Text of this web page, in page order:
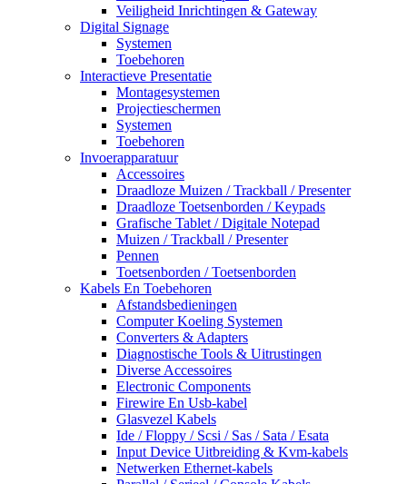
Veiligheid Inrichtingen & Gateway
Digital Signage
Systemen
Toebehoren
Interactieve Presentatie
Montagesystemen
Projectieschermen
Systemen
Toebehoren
Invoerapparatuur
Accessoires
Draadloze Muizen / Trackball / Presenter
Draadloze Toetsenborden / Keypads
Grafische Tablet / Digitale Notepad
Muizen / Trackball / Presenter
Pennen
Toetsenborden / Toetsenborden
Kabels En Toebehoren
Afstandsbedieningen
Computer Koeling Systemen
Converters & Adapters
Diagnostische Tools & Uitrustingen
Diverse Accessoires
Electronic Components
Firewire En Usb-kabel
Glasvezel Kabels
Ide / Floppy / Scsi / Sas / Sata / Esata
Input Device Uitbreiding & Kvm-kabels
Netwerken Ethernet-kabels